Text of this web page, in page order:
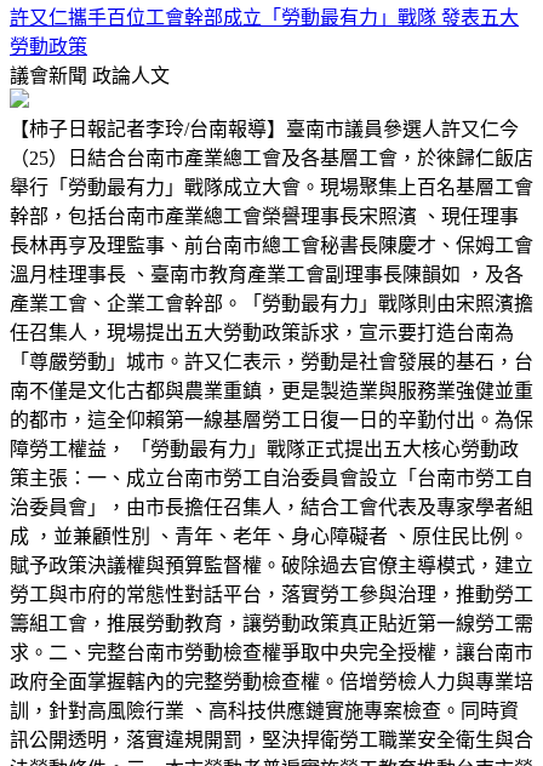
許又仁攜手百位工會幹部成立「勞動最有力」戰隊 發表五大
勞動政策
議會新聞 政論人文
【柿子日報記者李玲/台南報導】臺南市議員參選人許又仁今
（25）日結合台南市產業總工會及各基層工會，於徠歸仁飯店
舉行「勞動最有力」戰隊成立大會。現場聚集上百名基層工會
幹部，包括台南市產業總工會榮譽理事長宋照濱 、現任理事
長林再亨及理監事、前台南市總工會秘書長陳慶才、保姆工會
溫月桂理事長 、臺南市教育產業工會副理事長陳韻如 ，及各
產業工會、企業工會幹部。「勞動最有力」戰隊則由宋照濱擔
任召集人，現場提出五大勞動政策訴求，宣示要打造台南為
「尊嚴勞動」城市。許又仁表示，勞動是社會發展的基石，台
南不僅是文化古都與農業重鎮，更是製造業與服務業強健並重
的都市，這全仰賴第一線基層勞工日復一日的辛勤付出。為保
障勞工權益， 「勞動最有力」戰隊正式提出五大核心勞動政
策主張：一、成立台南市勞工自治委員會設立「台南市勞工自
治委員會」，由市長擔任召集人，結合工會代表及專家學者組
成 ，並兼顧性別 、青年、老年、身心障礙者 、原住民比例。
賦予政策決議權與預算監督權。破除過去官僚主導模式，建立
勞工與市府的常態性對話平台，落實勞工參與治理，推動勞工
籌組工會，推展勞動教育，讓勞動政策真正貼近第一線勞工需
求。二、完整台南市勞動檢查權爭取中央完全授權，讓台南市
政府全面掌握轄內的完整勞動檢查權。倍增勞檢人力與專業培
訓，針對高風險行業 、高科技供應鏈實施專案檢查。同時資
訊公開透明，落實違規開罰，堅決捍衛勞工職業安全衛生與合